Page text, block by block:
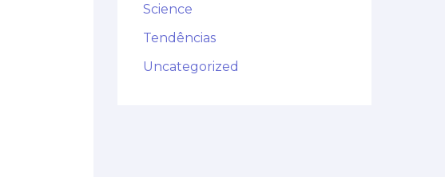
Science
Tendências
Uncategorized